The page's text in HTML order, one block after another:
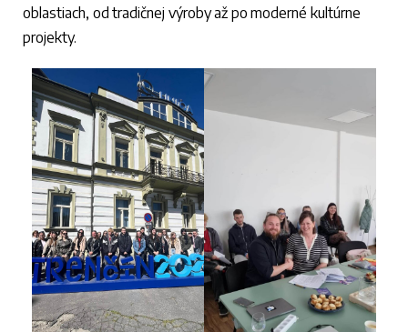
oblastiach, od tradičnej výroby až po moderné kultúrne
projekty.